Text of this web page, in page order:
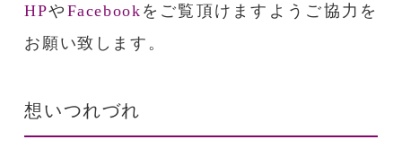
HPや Facebook をご覧頂けますようご協力を
お願い致します。
想いつれづれ